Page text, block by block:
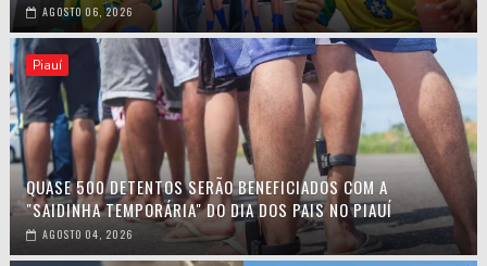
AGOSTO 06, 2026
Piauí
QUASE 500 DETENTOS SERÃO BENEFICIADOS COM A
"SAIDINHA TEMPORÁRIA" DO DIA DOS PAIS NO PIAUÍ
AGOSTO 04, 2026